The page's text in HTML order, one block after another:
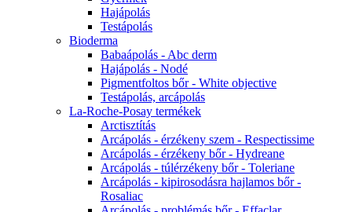
Hajápolás
Testápolás
Bioderma
Babaápolás - Abc derm
Hajápolás - Nodé
Pigmentfoltos bőr - White objective
Testápolás, arcápolás
La-Roche-Posay termékek
Arctisztítás
Arcápolás - érzékeny szem - Respectissime
Arcápolás - érzékeny bőr - Hydreane
Arcápolás - túlérzékeny bőr - Toleriane
Arcápolás - kipirosodásra hajlamos bőr -
Rosaliac